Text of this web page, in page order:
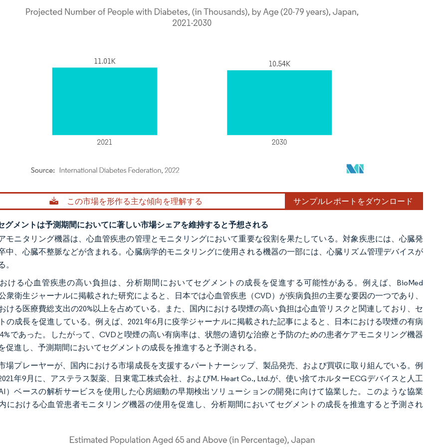
Intelligence。再利用にはCC BY 4.0の表示が必要です。
この市場を形作る主な傾向を理解する サンプルレポートをダウンロード
グメントは予測期間においてに著しい市場シェアを維持すると予想される
モニタリング機器は、心血管疾患の管理とモニタリングにおいて重要な役割を果たしている。対象疾患には、心臓発
中、心臓不整脈などが含まれる。心臓病学的モニタリングに使用される機器の一部には、心臓リズム管理デバイスが
。
ける心血管疾患の高い負担は、分析期間においてセグメントの成長を促進する可能性がある。例えば、BioMed
衆衛生ジャーナルに掲載された研究によると、日本では心血管疾患（CVD）が疾病負担の主要な要因の一つであり、
ける医療費総支出の20%以上を占めている。また、国内における喫煙の高い負担は心血管リスクと関連しており、セ
の成長を促進している。例えば、2021年6月に疫学ジャーナルに掲載された記事によると、日本における喫煙の有病
であった。したがって、CVDと喫煙の高い有病率は、状態の適切な治療と予防のための患者ケアモニタリング機器
促進し、予測期間においてセグメントの成長を推進すると予測される。
場プレーヤーが、国内における市場成長を支援するパートナーシップ、製品発売、および買収に取り組んでいる。例
年9月に、アステラス製薬、日東電工株式会社、およびM. Heart Co., Ltd.が、使い捨てホルターECGデバイスと人工
）ベースの解析サービスを使用した心房細動の早期検出ソリューションの開発に向けて協業した。このような協業
における心血管患者モニタリング機器の使用を促進し、分析期間においてセグメントの成長を推進すると予測され